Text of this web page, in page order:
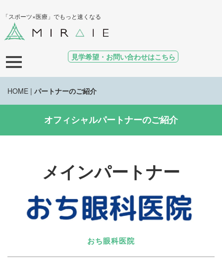
「スポーツ×医療」でもっと速くなる
見学希望・お問い合わせはこちら
HOME | パートナーのご紹介
オフィシャルパートナーのご紹介
メインパートナー
おち眼科医院